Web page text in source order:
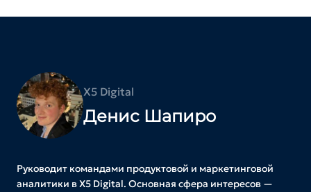
X5 Digital
Денис Шапиро
Руководит командами продуктовой и маркетинговой
аналитики в X5 Digital. Основная сфера интересов —